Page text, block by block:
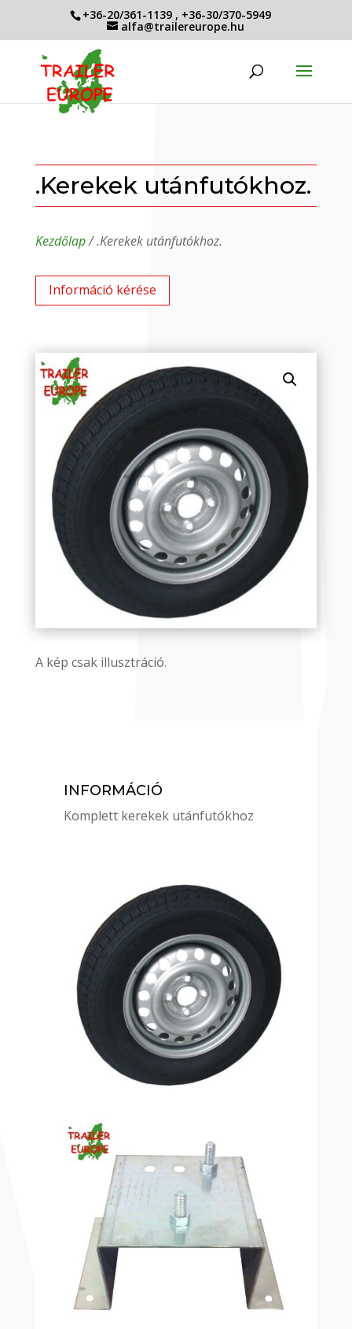
+36-20/361-1139 , +36-30/370-5949
alfa@trailereurope.hu
.Kerekek utánfutókhoz.
Kezdőlap/ .Kerekek utánfutókhoz.
Információ kérése
A kép csak illusztráció.
INFORMÁCIÓ
Komplett kerekek utánfutókhoz